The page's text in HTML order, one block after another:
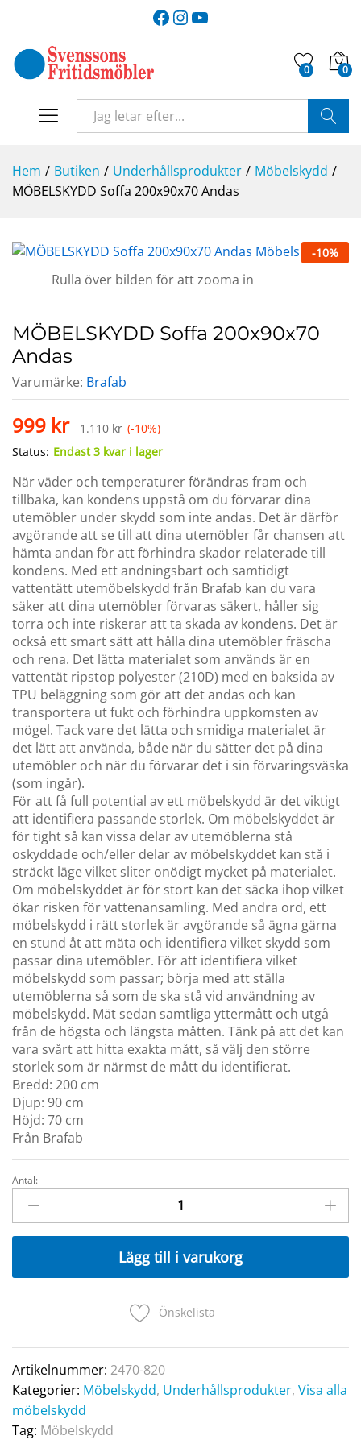
Facebook
Instagram
YouTube
0 0
Hem / Butiken / Underhållsprodukter / Möbelskydd /
MÖBELSKYDD Soffa 200x90x70 Andas
-10%
Rulla över bilden för att zooma in
MÖBELSKYDD Soffa 200x90x70
Andas
Varumärke: Brafab
999 kr 1.110kr (-10%)
Status: Endast 3 kvar i lager
När väder och temperaturer förändras fram och
tillbaka, kan kondens uppstå om du förvarar dina
utemöbler under skydd som inte andas. Det är därför
avgörande att se till att dina utemöbler får chansen att
hämta andan för att förhindra skador relaterade till
kondens. Med ett andningsbart och samtidigt
vattentätt utemöbelskydd från Brafab kan du vara
säker att dina utemöbler förvaras säkert, håller sig
torra och inte riskerar att ta skada av kondens. Det är
också ett smart sätt att hålla dina utemöbler fräscha
och rena. Det lätta materialet som används är en
vattentät ripstop polyester (210D) med en baksida av
TPU beläggning som gör att det andas och kan
transportera ut fukt och förhindra uppkomsten av
mögel. Tack vare det lätta och smidiga materialet är
det lätt att använda, både när du sätter det på dina
utemöbler och när du förvarar det i sin förvaringsväska
(som ingår).
För att få full potential av ett möbelskydd är det viktigt
att identifiera passande storlek. Om möbelskyddet är
för tight så kan vissa delar av utemöblerna stå
oskyddade och/eller delar av möbelskyddet kan stå i
sträckt läge vilket sliter onödigt mycket på materialet.
Om möbelskyddet är för stort kan det säcka ihop vilket
ökar risken för vattenansamling. Med andra ord, ett
möbelskydd i rätt storlek är avgörande så ägna gärna
en stund åt att mäta och identifiera vilket skydd som
passar dina utemöbler. För att identifiera vilket
möbelskydd som passar; börja med att ställa
utemöblerna så som de ska stå vid användning av
möbelskydd. Mät sedan samtliga yttermått och utgå
från de högsta och längsta måtten. Tänk på att det kan
vara svårt att hitta exakta mått, så välj den större
storlek som är närmst de mått du identifierat.
Bredd: 200 cm
Djup: 90 cm
Höjd: 70 cm
Från Brafab
MÖBELSKYDD
Soffa
200x90x70
Antal:
Lägg till i varukorg
Önskelista
Artikelnummer: 2470-820
Kategorier: Möbelskydd, Underhållsprodukter, Visa alla
möbelskydd
Tag: Möbelskydd